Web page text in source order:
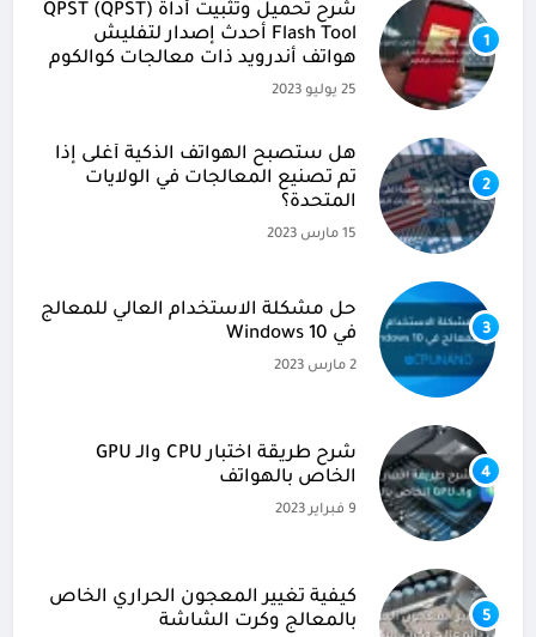
1
شرح تحميل وتثبيت أداة (QPST (QPST
Flash Tool أحدث إصدار لتفليش
هواتف أندرويد ذات معالجات كوالكوم
25 يوليو 2023
2
هل ستصبح الهواتف الذكية أغلى إذا
تم تصنيع المعالجات في الولايات
المتحدة؟
15 مارس 2023
3
حل مشكلة الاستخدام العالي للمعالج
في Windows 10
2 مارس 2023
4
شرح طريقة اختبار CPU والـ GPU
الخاص بالهواتف
9 فبراير 2023
5
كيفية تغيير المعجون الحراري الخاص
بالمعالج وكرت الشاشة